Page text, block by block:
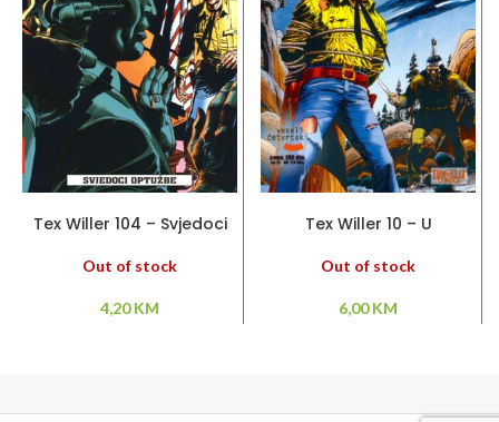
Tex Willer 104 – Svjedoci
Out of stock
4,20KM
Tex Willer 10 – U
Out of stock
6,00KM